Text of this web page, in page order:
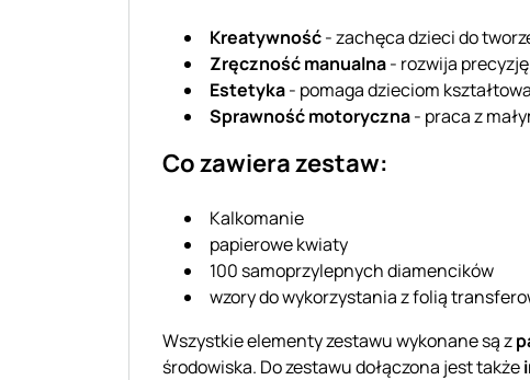
Kreatywność- zachęca dzieci do
Zręczność manualna- rozwija
Estetyka- pomaga dzieciom
Sprawność motoryczna- praca z
Co zawiera zestaw:
Kalkomanie
papierowe kwiaty
100 samoprzylepnych diamencików
wzory do wykorzystania z folią
Wszystkie elementy zestawu wykonane są z
środowiska. Do zestawu dołączona jest także